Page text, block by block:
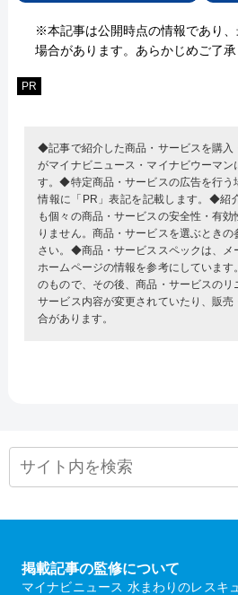
※本記事は公開時点の情報であり
場合があります。あらかじめご了承
PR
◆記事で紹介した商品・サービスを購入
がマイナビニュース・マイナビウーマン
す。◆特定商品・サービスの広告を行う
情報に「PR」表記を記載します。◆紹
も個々の商品・サービスの安全性・有
りません。商品・サービスを選ぶとき
さい。◆商品・サービススペックは、メ
ホームページの情報を参考にしていま
のもので、その後、商品・サービスの
サービス内容が変更されていたり、販
合があります。
掲載記事の監修について
マイナビニュース 水まわりのレスキ